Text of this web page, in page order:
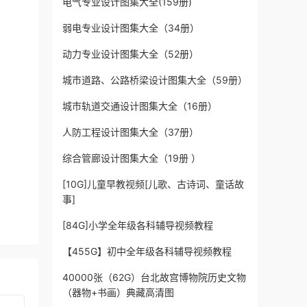
弱电专业设计图集大全（34册）
动力专业设计图集大全（52册）
城市道路、公路桥梁设计图集大全（59册）
城市轨道交通设计图集大全（16册）
人防工程设计图集大全（37册）
综合管廊设计图集大全（19册 ）
[10G]儿童早教视频[儿歌、古诗词、童话故
事]
[84G]小学全年级各科辅导视频教程
【455G】初中全年级各科辅导视频教程
40000张（62G）台北故宫博物院历史文物
（器物+书画）典藏高清图